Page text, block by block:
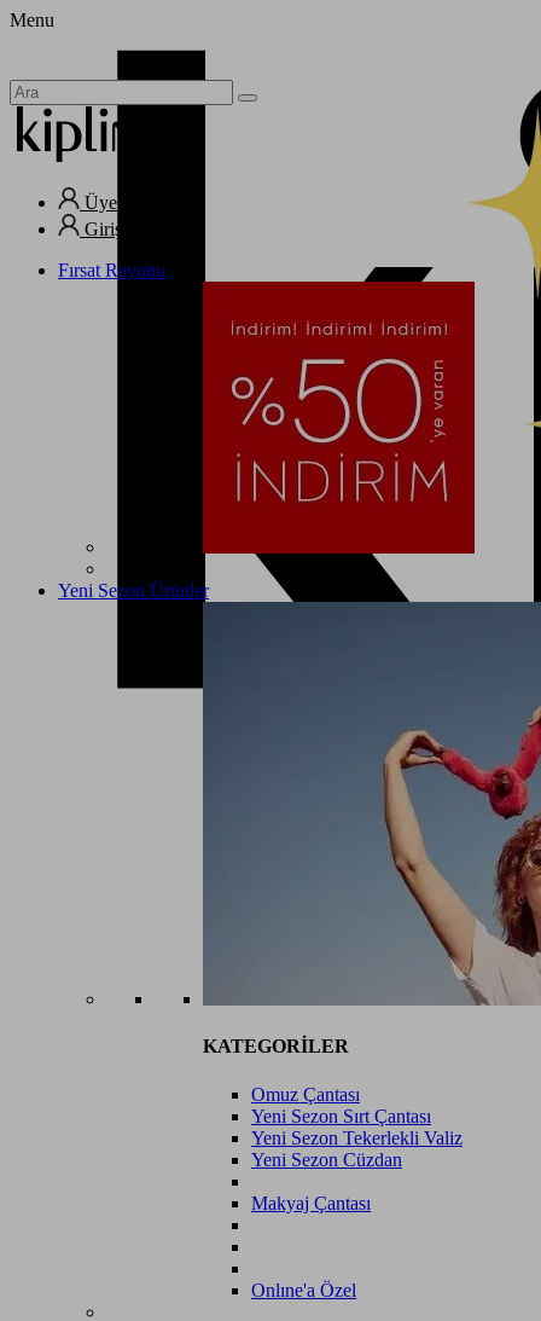
Menu
Üye Ol
Giriş Yap
Fırsat Reyonu
Yeni Sezon Ürünler
KATEGORİLER
Omuz Çantası
Yeni Sezon Sırt Çantası
Yeni Sezon Tekerlekli Valiz
Yeni Sezon Cüzdan
Makyaj Çantası
Onlıne'a Özel